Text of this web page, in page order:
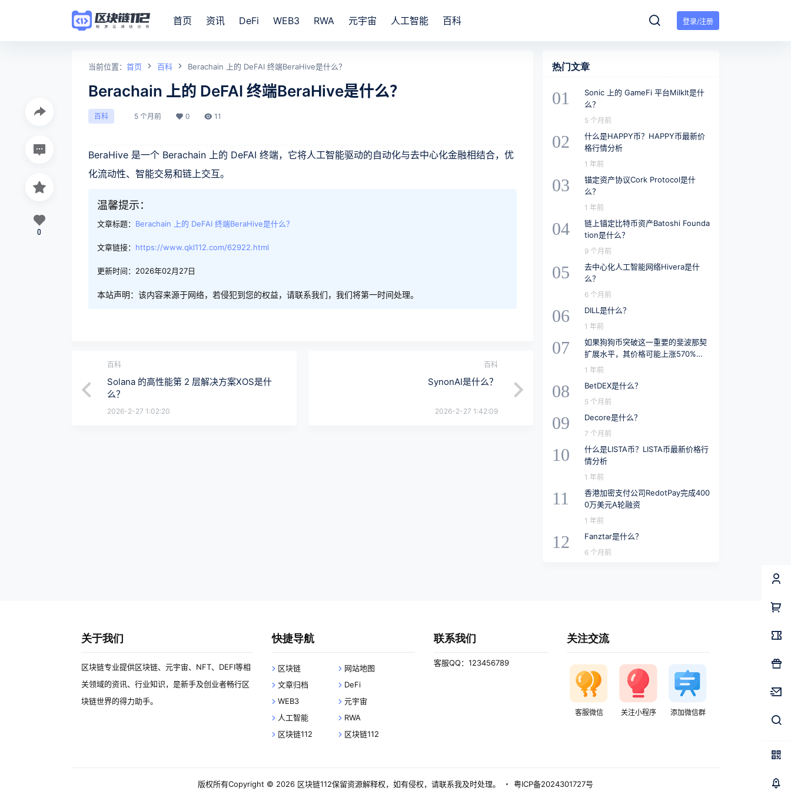
登录/注册
首页 资讯 DeFi WEB3 RWA 元宇宙 人工智能 百科
当前位置： 首页 百科 Berachain 上的 DeFAI 终端BeraHive是什么？
Berachain 上的 DeFAI 终端BeraHive是什么？
百科 5 个月前 0 11
BeraHive 是一个 Berachain 上的 DeFAI 终端，它将人工智能驱动的自动化与去中心化金融相结合，优
化流动性、智能交易和链上交互。
温馨提示：
文章标题： Berachain 上的 DeFAI 终端BeraHive是什么？
文章链接： https://www.qkl112.com/62922.html
更新时间：2026年02月27日
本站声明：该内容来源于网络，若侵犯到您的权益，请联系我们，我们将第一时间处理。
0
百科
Solana 的高性能第 2 层解决方案XOS是什
么？
2026-2-27 1:02:20
百科
SynonAI是什么？
2026-2-27 1:42:09
热门文章
01
Sonic 上的 GameFi 平台MilkIt是什
么？
5 个月前
02
什么是HAPPY币？HAPPY币最新价
格行情分析
1 年前
03
锚定资产协议Cork Protocol是什
么？
1 年前
04
链上锚定比特币资产Batoshi Founda
tion是什么？
9 个月前
05
去中心化人工智能网络Hivera是什
么？
6 个月前
06 DILL是什么？
1 年前
07
如果狗狗币突破这一重要的斐波那契
扩展水平，其价格可能上涨570%至
2.28美元
1 年前
08 BetDEX是什么？
5 个月前
09 Decore是什么？
7 个月前
10
什么是LISTA币？LISTA币最新价格行
情分析
1 年前
11
香港加密支付公司RedotPay完成400
0万美元A轮融资
1 年前
12 Fanztar是什么？
6 个月前
关于我们
区块链专业提供区块链、元宇宙、NFT、DEFI等相
关领域的资讯、行业知识，是新手及创业者畅行区
块链世界的得力助手。
快捷导航
区块链
网站地图
文章归档
DeFi
WEB3
元宇宙
人工智能
RWA
区块链112
区块链112
联系我们
客服QQ：123456789
关注交流
客服微信 关注小程序 添加微信群
版权所有Copyright © 2026 区块链112保留资源解释权，如有侵权，请联系我及时处理。 ・ 粤ICP备2024301727号